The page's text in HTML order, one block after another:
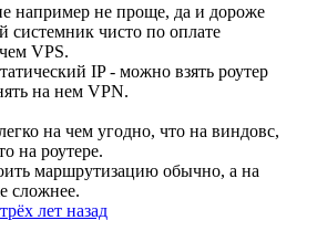
например не проще, да и дороже
системник чисто по оплате
VPS.
IP - можно взять роутер
на нем VPN.
на чем угодно, что на виндовс,
на роутере.
маршрутизацию обычно, а на
сложнее.
лет назад